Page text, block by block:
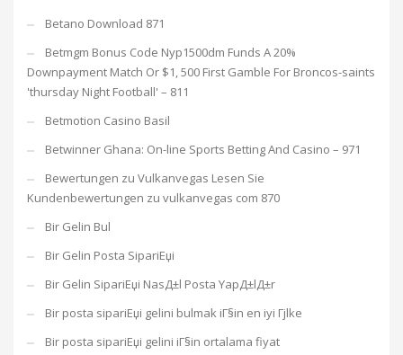
Betano Download 871
Betmgm Bonus Code Nyp1500dm Funds A 20%
Downpayment Match Or $1, 500 First Gamble For Broncos-saints
'thursday Night Football' – 811
Betmotion Casino Basil
Betwinner Ghana: On-line Sports Betting And Casino – 971
Bewertungen zu Vulkanvegas Lesen Sie
Kundenbewertungen zu vulkanvegas com 870
Bir Gelin Bul
Bir Gelin Posta SipariЕџi
Bir Gelin SipariЕџi NasД±l Posta YapД±lД±r
Bir posta sipariЕџi gelini bulmak iГ§in en iyi Гјlke
Bir posta sipariЕџi gelini iГ§in ortalama fiyat